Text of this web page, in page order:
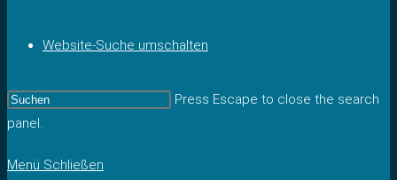
Website-Suche umschalten
Press Escape to close the search
panel.
Menü Schließen